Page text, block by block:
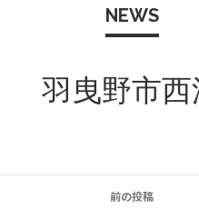
NEWS
羽曳野市西
前の投稿